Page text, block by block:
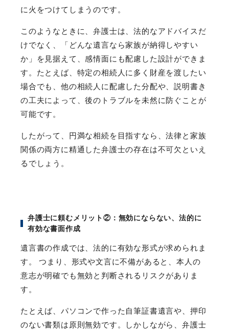
に火をつけてしまうのです。
このようなときに、弁護士は、法的なアドバイスだ
けでなく、「どんな遺言なら家族が納得しやすい
か」を見据えて、感情面にも配慮した設計ができま
す。たとえば、特定の相続人に多く財産を渡したい
場合でも、他の相続人に配慮した分配や、説明書き
の工夫によって、後のトラブルを未然に防ぐことが
可能です。
したがって、円満な相続を目指すなら、法律と家族
関係の両方に精通した弁護士の存在は不可欠といえ
るでしょう。
弁護士に頼むメリット ②：無効にならない、法的に
有効な書面作成
遺言書の作成では、法的に有効な形式が求められま
す。 つまり、形式や文言に不備があると、本人の
意志が明確でも無効と判断されるリスクがありま
す。
たとえば、パソコンで作った自筆証書遺言や、押印
のない書類は原則無効です。しかしながら、弁護士